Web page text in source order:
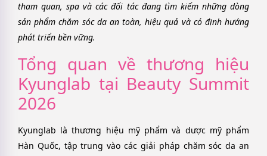
tham quan, spa và các đối tác đang tìm kiếm những dòng
sản phẩm chăm sóc da an toàn, hiệu quả và có định hướng
phát triển bền vững.
Tổng quan về thương hiệu
Kyunglab tại Beauty Summit
2026
Kyunglab là thương hiệu mỹ phẩm và dược mỹ phẩm
Hàn Quốc, tập trung vào các giải pháp chăm sóc da an